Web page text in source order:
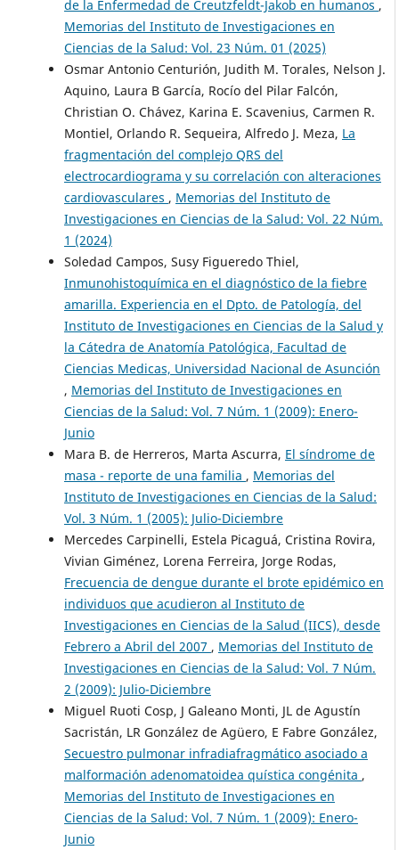
de la Enfermedad de Creutzfeldt-Jakob en humanos ,
Memorias del Instituto de Investigaciones en
Ciencias de la Salud: Vol. 23 Núm. 01 (2025)
Osmar Antonio Centurión, Judith M. Torales, Nelson J.
Aquino, Laura B García, Rocío del Pilar Falcón,
Christian O. Chávez, Karina E. Scavenius, Carmen R.
Montiel, Orlando R. Sequeira, Alfredo J. Meza, La
fragmentación del complejo QRS del
electrocardiograma y su correlación con alteraciones
cardiovasculares , Memorias del Instituto de
Investigaciones en Ciencias de la Salud: Vol. 22 Núm.
1 (2024)
Soledad Campos, Susy Figueredo Thiel,
Inmunohistoquímica en el diagnóstico de la fiebre
amarilla. Experiencia en el Dpto. de Patología, del
Instituto de Investigaciones en Ciencias de la Salud y
la Cátedra de Anatomía Patológica, Facultad de
Ciencias Medicas, Universidad Nacional de Asunción
, Memorias del Instituto de Investigaciones en
Ciencias de la Salud: Vol. 7 Núm. 1 (2009): Enero-
Junio
Mara B. de Herreros, Marta Ascurra, El síndrome de
masa - reporte de una familia , Memorias del
Instituto de Investigaciones en Ciencias de la Salud:
Vol. 3 Núm. 1 (2005): Julio-Diciembre
Mercedes Carpinelli, Estela Picaguá, Cristina Rovira,
Vivian Giménez, Lorena Ferreira, Jorge Rodas,
Frecuencia de dengue durante el brote epidémico en
individuos que acudieron al Instituto de
Investigaciones en Ciencias de la Salud (IICS), desde
Febrero a Abril del 2007 , Memorias del Instituto de
Investigaciones en Ciencias de la Salud: Vol. 7 Núm.
2 (2009): Julio-Diciembre
Miguel Ruoti Cosp, J Galeano Monti, JL de Agustín
Sacristán, LR González de Agüero, E Fabre González,
Secuestro pulmonar infradiafragmático asociado a
malformación adenomatoidea quística congénita ,
Memorias del Instituto de Investigaciones en
Ciencias de la Salud: Vol. 7 Núm. 1 (2009): Enero-
Junio